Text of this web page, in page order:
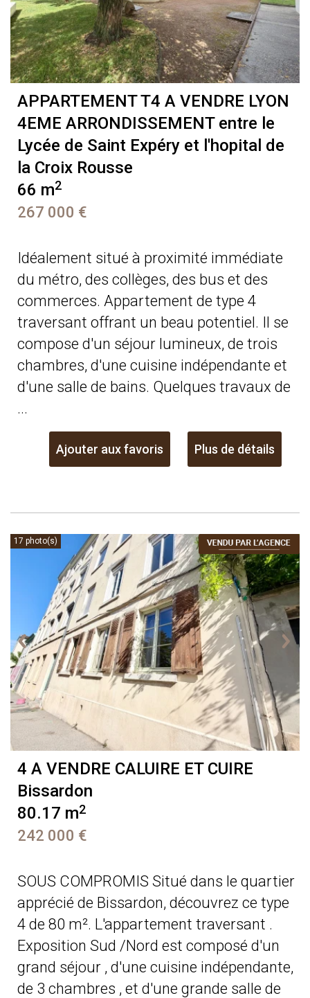
APPARTEMENT T4 A VENDRE LYON
4EME ARRONDISSEMENT entre le
Lycée de Saint Expéry et l'hopital de
la Croix Rousse
66 m2
267 000 €
Idéalement situé à proximité immédiate
du métro, des collèges, des bus et des
commerces. Appartement de type 4
traversant offrant un beau potentiel. Il se
compose d'un séjour lumineux, de trois
chambres, d'une cuisine indépendante et
d'une salle de bains. Quelques travaux de
...
Ajouter aux favoris Plus de détails
17 photo(s)
4 A VENDRE CALUIRE ET CUIRE
Bissardon
80.17 m2
242 000 €
SOUS COMPROMIS Situé dans le quartier
apprécié de Bissardon, découvrez ce type
4 de 80 m². L'appartement traversant .
Exposition Sud /Nord est composé d'un
grand séjour , d'une cuisine indépendante,
de 3 chambres , et d'une grande salle de